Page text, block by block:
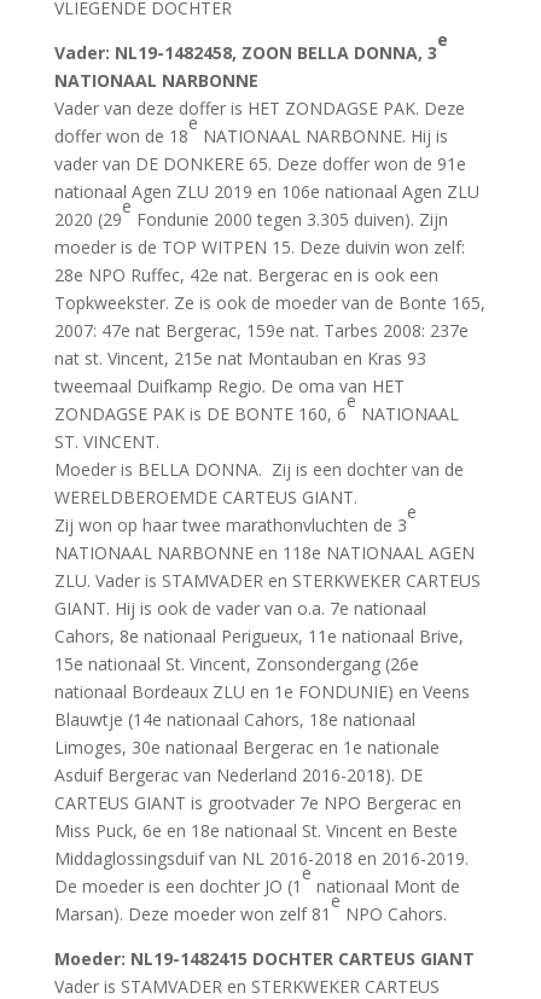
VLIEGENDE DOCHTER
Vader: NL19-1482458, ZOON BELLA DONNA, 3
e
NATIONAAL NARBONNE
Vader van deze doffer is HET ZONDAGSE PAK. Deze
doffer won de 18
e
NATIONAAL NARBONNE. Hij is
vader van DE DONKERE 65. Deze doffer won de 91e
nationaal Agen ZLU 2019 en 106e nationaal Agen ZLU
2020 (29
e
Fondunie 2000 tegen 3.305 duiven). Zijn
moeder is de TOP WITPEN 15. Deze duivin won zelf:
28e NPO Ruffec, 42e nat. Bergerac en is ook een
Topkweekster. Ze is ook de moeder van de Bonte 165,
2007: 47e nat Bergerac, 159e nat. Tarbes 2008: 237e
nat st. Vincent, 215e nat Montauban en Kras 93
tweemaal Duifkamp Regio. De oma van HET
ZONDAGSE PAK is DE BONTE 160, 6
e
NATIONAAL
ST. VINCENT.
Moeder is BELLA DONNA. Zij is een dochter van de
WERELDBEROEMDE CARTEUS GIANT.
Zij won op haar twee marathonvluchten de 3
e
NATIONAAL NARBONNE en 118e NATIONAAL AGEN
ZLU. Vader is STAMVADER en STERKWEKER CARTEUS
GIANT. Hij is ook de vader van o.a. 7e nationaal
Cahors, 8e nationaal Perigueux, 11e nationaal Brive,
15e nationaal St. Vincent, Zonsondergang (26e
nationaal Bordeaux ZLU en 1e FONDUNIE) en Veens
Blauwtje (14e nationaal Cahors, 18e nationaal
Limoges, 30e nationaal Bergerac en 1e nationale
Asduif Bergerac van Nederland 2016-2018). DE
CARTEUS GIANT is grootvader 7e NPO Bergerac en
Miss Puck, 6e en 18e nationaal St. Vincent en Beste
Middaglossingsduif van NL 2016-2018 en 2016-2019.
De moeder is een dochter JO (1
e
nationaal Mont de
Marsan). Deze moeder won zelf 81
e
NPO Cahors.
Moeder: NL19-1482415 DOCHTER CARTEUS GIANT
Vader is STAMVADER en STERKWEKER CARTEUS